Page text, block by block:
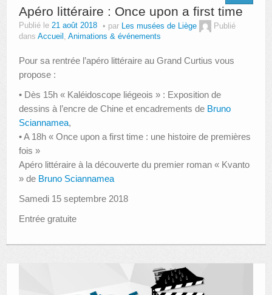
Apéro littéraire : Once upon a first time
Publié le 21 août 2018 par Les musées de Liège
Publié
dans Accueil , Animations & événements
Pour sa rentrée l’apéro littéraire au Grand Curtius vous
propose :
• Dès 15h « Kaléidoscope liégeois » : Exposition de
dessins à l’encre de Chine et encadrements de Bruno
Sciannamea,
• A 18h « Once upon a first time : une histoire de premières
fois »
Apéro littéraire à la découverte du premier roman « Kvanto
» de Bruno Sciannamea
Samedi 15 septembre 2018
Entrée gratuite